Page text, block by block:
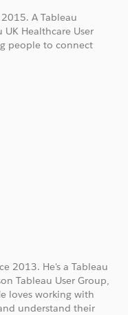
A Tableau
Healthcare User
people to connect
2013. He's a Tableau
Tableau User Group,
loves working with
understand their